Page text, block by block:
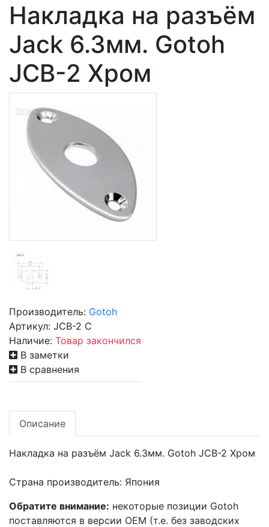
Накладка на разъём
Jack 6.3мм. Gotoh
JCB-2 Хром
Производитель: Gotoh
Артикул: JCB-2 C
Наличие: Товар закончился
В заметки
В сравнения
Описание
Накладка на разъём Jack 6.3мм. Gotoh JCB-2 Хром
Страна производитель: Япония
Обратите внимание: некоторые позиции Gotoh
поставляются в версии OEM (т.е. без заводских